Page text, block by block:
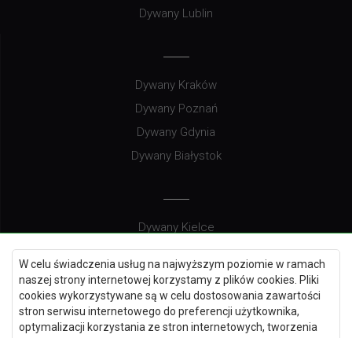
W celu świadczenia usług na najwyższym poziomie w ramach
naszej strony internetowej korzystamy z plików cookies. Pliki
cookies wykorzystywane są w celu dostosowania zawartości
stron serwisu internetowego do preferencji użytkownika,
optymalizacji korzystania ze stron internetowych, tworzenia
Dywany Lublin
Dywany Kraków
Dywany Poznań
Dywany Gdynia
Dywany Białystok
Dywany Kielce
Dywany Gdańsk
Dywany Toruń
Dywany Bydgoszcz